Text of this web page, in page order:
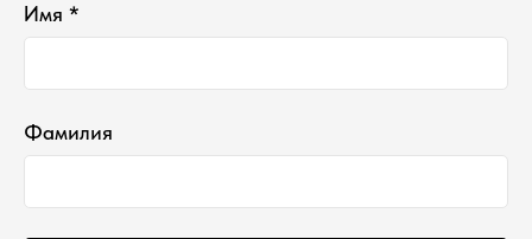
Имя *
Фамилия